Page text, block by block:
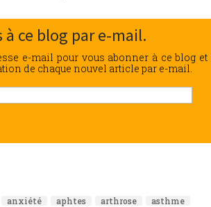
à ce blog par e-mail.
e-mail pour vous abonner à ce blog et
de chaque nouvel article par e-mail.
anxiété aphtes arthrose
asthme